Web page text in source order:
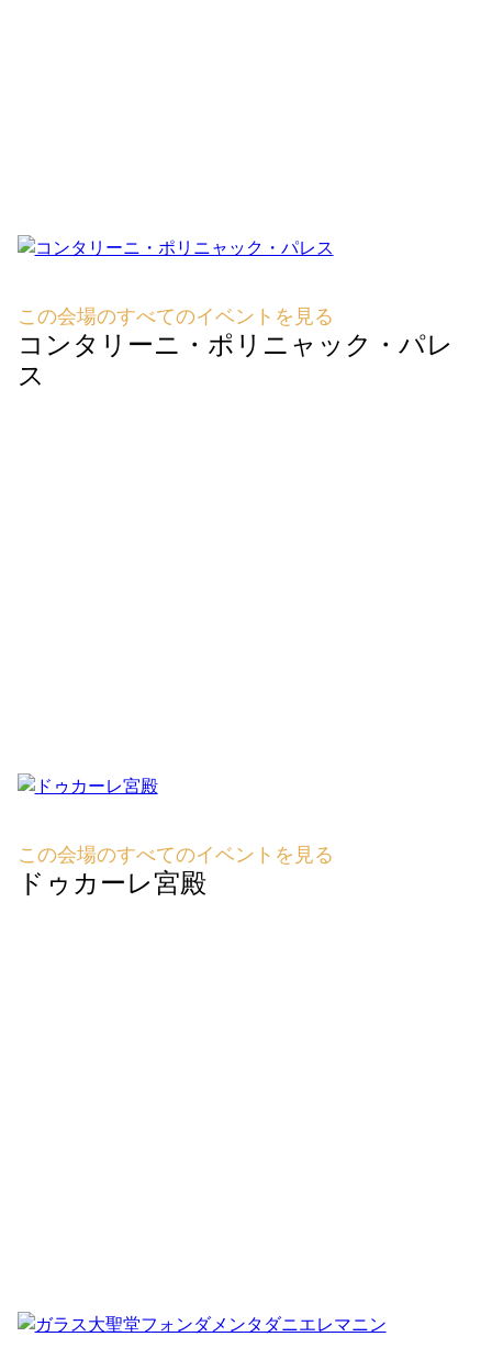
この会場のすべてのイベントを見る
コンタリーニ・ポリニャック・パレ
ス
この会場のすべてのイベントを見る
ドゥカーレ宮殿